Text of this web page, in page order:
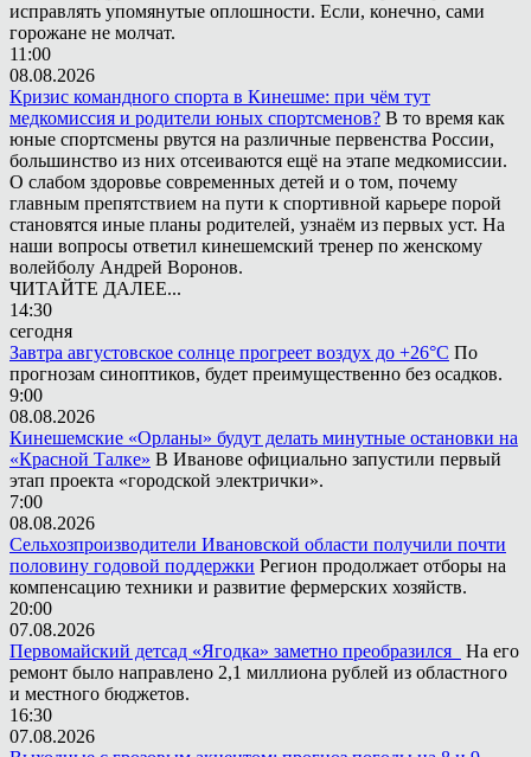
исправлять упомянутые оплошности. Если, конечно, сами
горожане не молчат.
11:00
08.08.2026
Кризис командного спорта в Кинешме: при чём тут
медкомиссия и родители юных спортсменов? В то время как
юные спортсмены рвутся на различные первенства России,
большинство из них отсеиваются ещё на этапе медкомиссии.
О слабом здоровье современных детей и о том, почему
главным препятствием на пути к спортивной карьере порой
становятся иные планы родителей, узнаём из первых уст. На
наши вопросы ответил кинешемский тренер по женскому
волейболу Андрей Воронов.
ЧИТАЙТЕ ДАЛЕЕ...
14:30
сегодня
Завтра августовское солнце прогреет воздух до +26°С По
прогнозам синоптиков, будет преимущественно без осадков.
9:00
08.08.2026
Кинешемские «Орланы» будут делать минутные остановки на
«Красной Талке» В Иванове официально запустили первый
этап проекта «городской электрички».
7:00
08.08.2026
Сельхозпроизводители Ивановской области получили почти
половину годовой поддержки Регион продолжает отборы на
компенсацию техники и развитие фермерских хозяйств.
20:00
07.08.2026
Первомайский детсад «Ягодка» заметно преобразился
На его
ремонт было направлено 2,1 миллиона рублей из областного
и местного бюджетов.
16:30
07.08.2026